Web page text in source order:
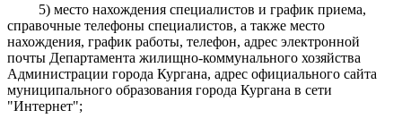
5) место нахождения специалистов и график приема,
справочные телефоны специалистов, а также место
нахождения, график работы, телефон, адрес электронной
почты Департамента жилищно-коммунального хозяйства
Администрации города Кургана, адрес официального сайта
муниципального образования города Кургана в сети
"Интернет";